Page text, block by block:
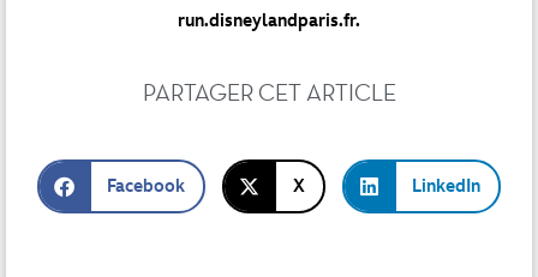
run.disneylandparis.fr.
PARTAGER CET ARTICLE
Facebook X LinkedIn